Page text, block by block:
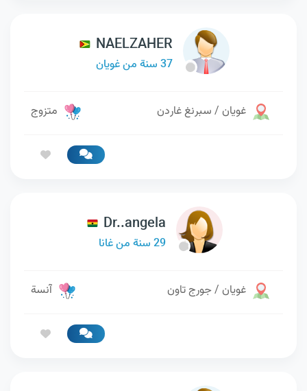
NAELZAHER
37 سنة من غويان
غويان / سبرنغ غاردن متزوج
Dr..angela
29 سنة من غانا
غويان / جورج تاون آنسة